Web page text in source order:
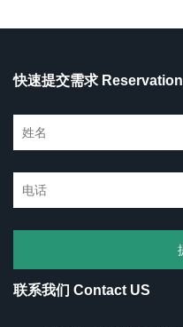
快速提交需求 Reservation
联系我们 Contact US